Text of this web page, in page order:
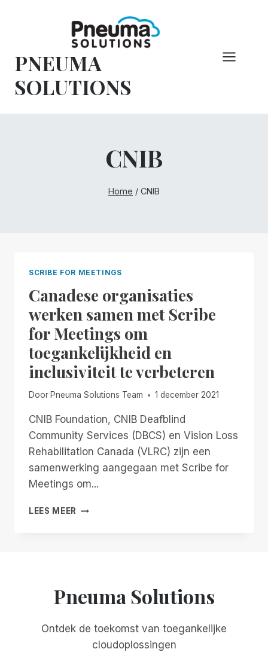
PNEUMA
SOLUTIONS
CNIB
Home / CNIB
SCRIBE FOR MEETINGS
Canadese organisaties
werken samen met Scribe
for Meetings om
toegankelijkheid en
inclusiviteit te verbeteren
Door Pneuma Solutions Team 1 december 2021
CNIB Foundation, CNIB Deafblind
Community Services (DBCS) en Vision Loss
Rehabilitation Canada (VLRC) zijn een
samenwerking aangegaan met Scribe for
Meetings om...
LEES MEER CANADESE
MEETINGS
EN
INCLUSIVITEIT
Pneuma Solutions
Ontdek de toekomst van toegankelijke
cloudoplossingen